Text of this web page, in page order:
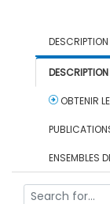
DESCRIPTION
OBTENIR
ENSEMBLES